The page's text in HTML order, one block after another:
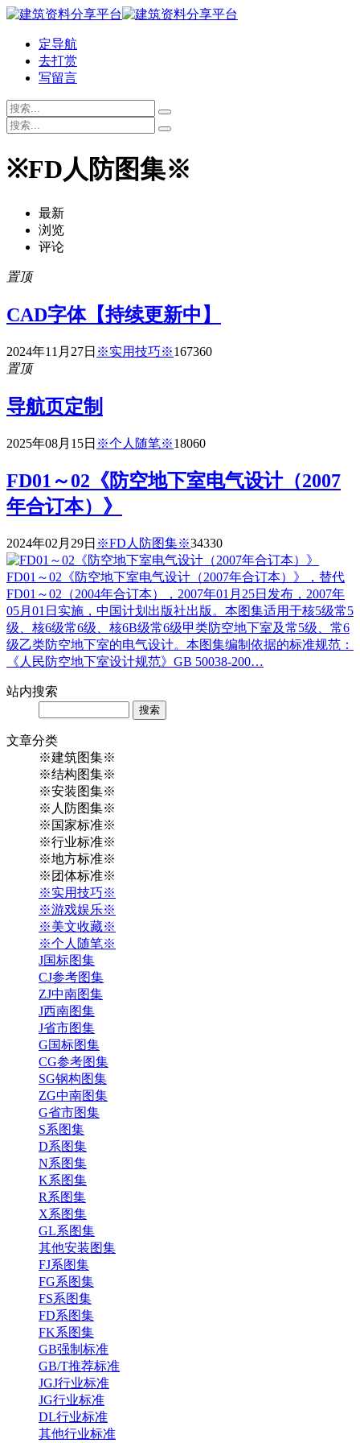
定导航
去打赏
写留言
※FD人防图集※
最新
浏览
评论
置顶
CAD字体【持续更新中】
2024年11月27日 ※实用技巧※167360
置顶
导航页定制
2025年08月15日 ※个人随笔※18060
FD01～02《防空地下室电气设计（2007
年合订本）》
2024年02月29日 ※FD人防图集※34330
FD01～02《防空地下室电气设计（2007年合订本）》，替代
FD01～02（2004年合订本），2007年01月25日发布，2007年
05月01日实施，中国计划出版社出版。本图集适用于核5级常5
级、核6级常6级、核6B级常6级甲类防空地下室及常5级、常6
级乙类防空地下室的电气设计。本图集编制依据的标准规范：
《人民防空地下室设计规范》GB 50038-200…
站内搜索
文章分类
※建筑图集※
※结构图集※
※安装图集※
※人防图集※
※国家标准※
※行业标准※
※地方标准※
※团体标准※
※实用技巧※
※游戏娱乐※
※美文收藏※
※个人随笔※
J国标图集
CJ参考图集
ZJ中南图集
J西南图集
J省市图集
G国标图集
CG参考图集
SG钢构图集
ZG中南图集
G省市图集
S系图集
D系图集
N系图集
K系图集
R系图集
X系图集
GL系图集
其他安装图集
FJ系图集
FG系图集
FS系图集
FD系图集
FK系图集
GB强制标准
GB/T推荐标准
JGJ行业标准
JG行业标准
DL行业标准
其他行业标准